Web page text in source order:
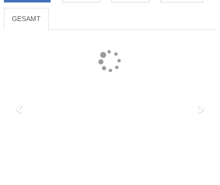
GESAMT